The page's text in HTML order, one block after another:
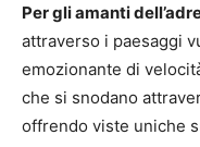
Per gli amanti
attraverso i paesaggi
emozionante di
che si snodano
offrendo viste uniche